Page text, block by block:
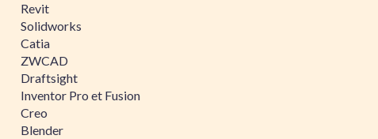
Revit
Solidworks
Catia
ZWCAD
Draftsight
Inventor Pro et Fusion
Creo
Blender